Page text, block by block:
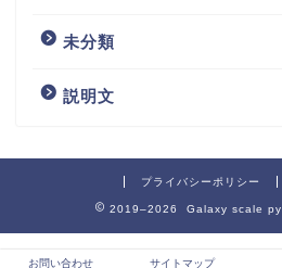
未分類
説明文
プライバシーポリシー
2019–2026 Galaxy scale
お問い合わせ サイトマップ